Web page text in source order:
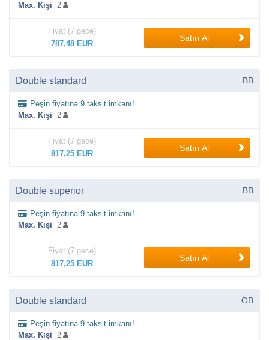
Max. Kişi 2
Fiyat (7 gece)
787,48 EUR
Satın Al
Double standard BB
Peşin fiyatına 9 taksit imkanı!
Max. Kişi 2
Fiyat (7 gece)
817,25 EUR
Satın Al
Double superior BB
Peşin fiyatına 9 taksit imkanı!
Max. Kişi 2
Fiyat (7 gece)
817,25 EUR
Satın Al
Double standard OB
Peşin fiyatına 9 taksit imkanı!
Max. Kişi 2